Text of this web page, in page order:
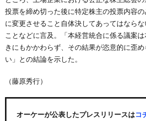
投票を締め切った後に特定株主の投票内容
に変更させること自体決してあってはなら
ことなどに言及。「本経営統合に係る議案
きにもかかわらず、その結果が恣意的に歪
い」との結論を示した。
（藤原秀行）
オーケーが公表したプレスリリースはコ